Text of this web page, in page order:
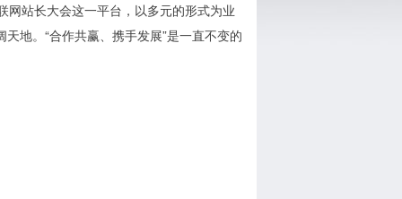
站长大会这一平台，以多元的形式为业
地。“合作共赢、携手发展”是一直不变的